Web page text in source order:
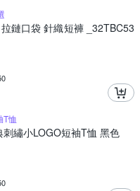
鏈口袋 針織短褲 _32TBC53
T恤
刺繡小LOGO短袖T恤 黑色